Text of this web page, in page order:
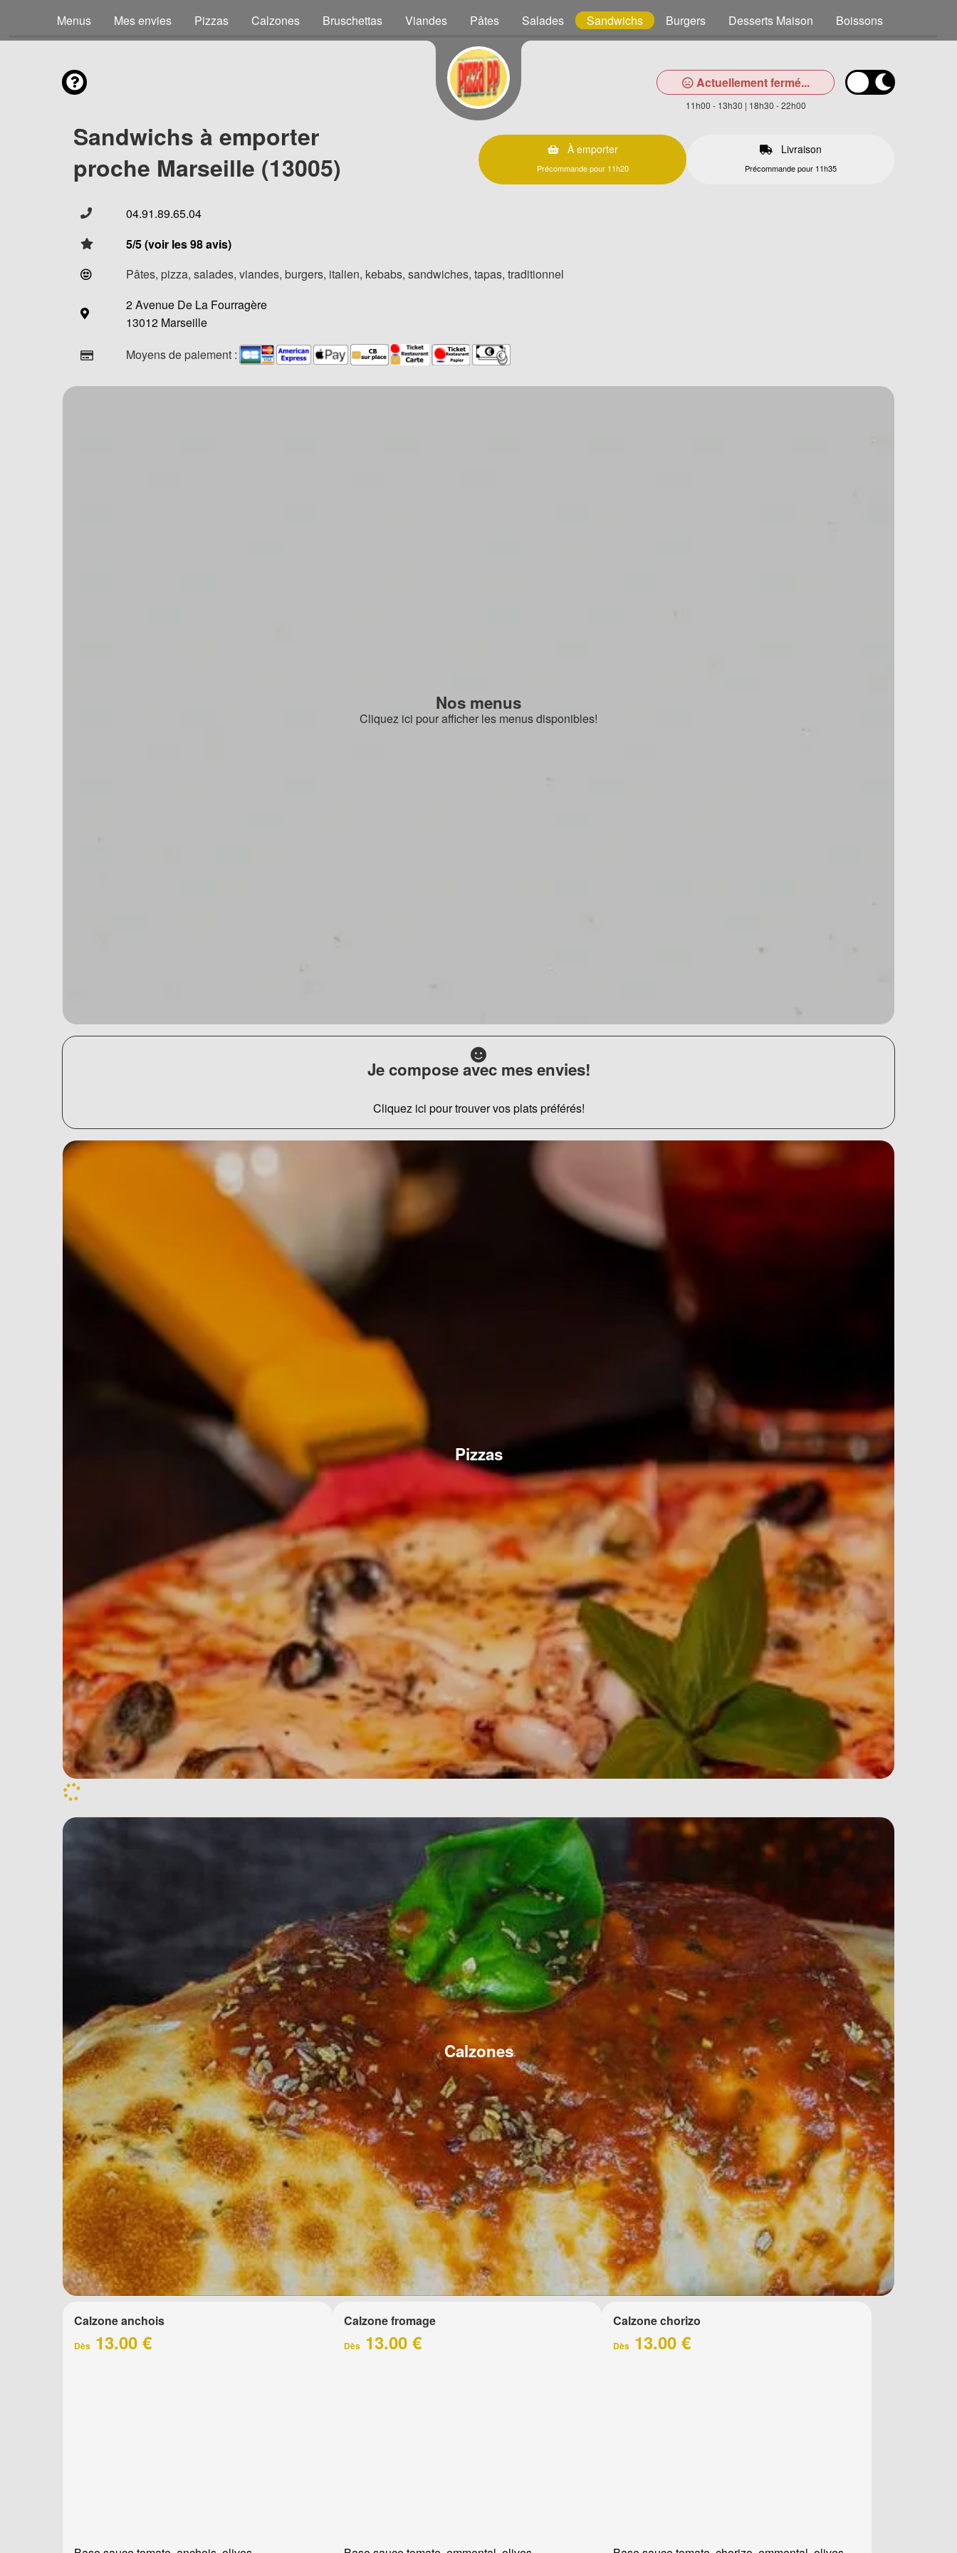
Menus Mes envies Pizzas Calzones Bruschettas Viandes Pâtes Salades Sandwichs Burgers Desserts Maison Boissons
Actuellement fermé...
11h00 - 13h30 | 18h30 - 22h00
Sandwichs à emporter
proche Marseille (13005)
À emporter
Précommande pour 11h20
Livraison
Précommande pour 11h35
04.91.89.65.04
5/5 (voir les 98 avis)
Pâtes, pizza, salades, viandes, burgers, italien, kebabs, sandwiches, tapas, traditionnel
2 Avenue De La Fourragère
13012 Marseille
Moyens de paiement :
Nos menus
Cliquez ici pour afficher les menus disponibles!
Je compose avec mes envies!
Cliquez ici pour trouver vos plats préférés!
Pizzas
Calzones
Calzone anchois
Dès 13.00 €
Calzone fromage
Dès13.00 €
Calzone chorizo
Dès 13.00 €